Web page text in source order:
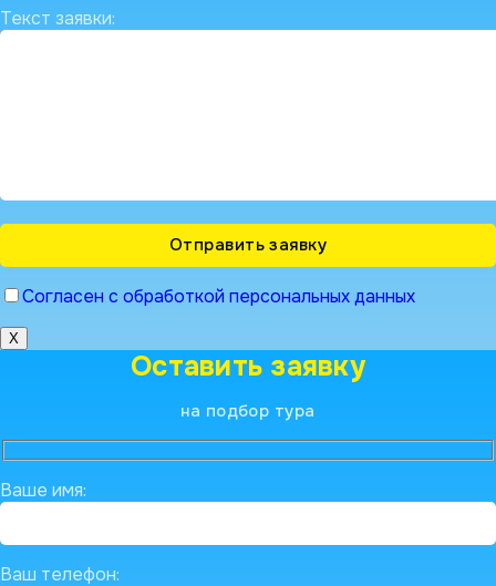
Текст заявки:
Согласен с обработкой персональных данных
X
Оставить заявку
на подбор тура
Ваше имя:
Ваш телефон: